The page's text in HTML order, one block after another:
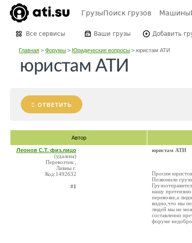
ГрузыПоиск грузов Машины
Все сервисы Ваши грузы Добавить
Главная >Форумы >Юридические вопросы >юристам АТИ
юристам АТИ
ОТВЕТИТЬ
Автор
Леонов С.Т. физ.лицо
(удалена)
Перевозчик ,
Ливны г.
Код:1492632
#1
юристам АТИ
Просим
Позвонили
нашу претензию
перевозке,а
видно,что мы
людей мы не
составлении
форуме